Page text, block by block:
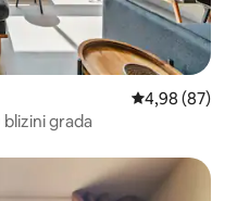
Prosječna
4,98 (87)
grada